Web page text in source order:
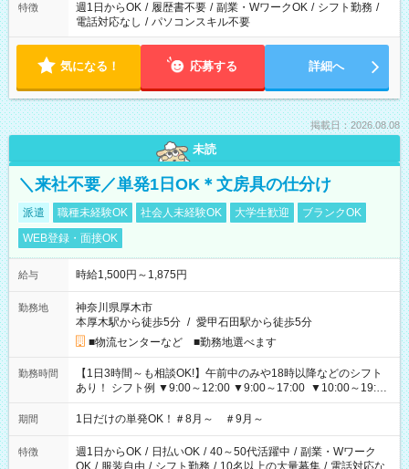
特徴 週1日からOK / 履歴書不要 / 副業・WワークOK / シフト勤務 /
電話対応なし / パソコンスキル不要
気になる！ 応募する 詳細へ
掲載日：2026.08.08
未読
＼来社不要／単発1日OK＊文房具の仕分け
派遣 職種未経験OK 社会人未経験OK 大学生歓迎
ブランクOK
WEB登録・面接OK
給与 時給1,500円～1,875円
勤務地
神奈川県厚木市
本厚木駅から徒歩5分 / 愛甲石田駅から徒歩5分
■物流センターなど ■勤務地選べます
勤務時間
【1日3時間～も相談OK!】午前中のみや18時以降などのシフト
あり！ シフト例 ▼9:00～12:00 ▼9:00～17:00 ▼10:00～19:00
▼18:00～21:00
期間 1日だけの単発OK！＃8月～ ＃9月～
特徴 週1日からOK / 日払いOK / 40～50代活躍中 / 副業・Wワーク
OK / 服装自由 / シフト勤務 / 10名以上の大量募集 / 電話対応な